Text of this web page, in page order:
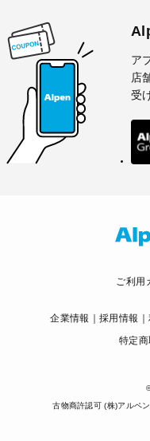
ア
店
受
ご利用
企業情報 採用情報
特定
古物商許認可 (株)アルペ